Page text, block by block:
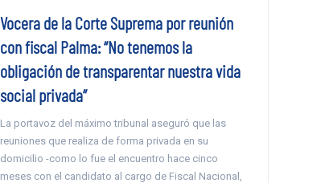
Vocera de la Corte Suprema por reunión
con fiscal Palma: “No tenemos la
obligación de transparentar nuestra vida
social privada”
La portavoz del máximo tribunal aseguró que las
reuniones que realiza de forma privada en su
domicilio -como lo fue el encuentro hace cinco
meses con el candidato al cargo de Fiscal Nacional,